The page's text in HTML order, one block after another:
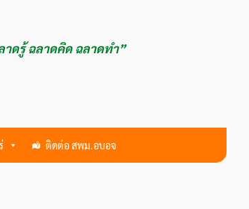
าดรู้ ฉลาดคิด ฉลาดทำ”
ติดต่อ สพม.อบอจ